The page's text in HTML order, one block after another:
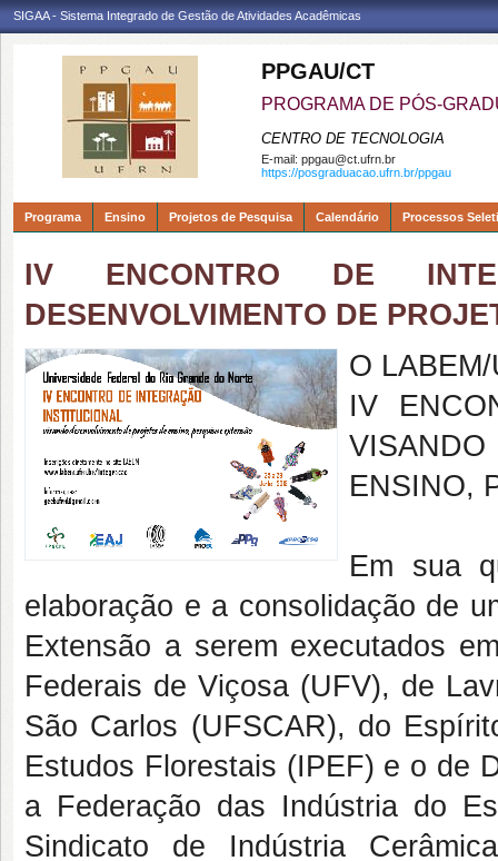
SIGAA - Sistema Integrado de Gestão de Atividades Acadêmicas
PPGAU/CT
PROGRAMA DE PÓS-
CENTRO DE TECNOLOGIA
E-mail: ppgau@ct.ufrn.br
https://posgraduacao.ufrn.br/ppgau
Programa Ensino Projetos de Pesquisa Calendário Processos
IV ENCONTRO DE
DESENVOLVIMENTO DE
O
IV
ENSINO,
Em sua
elaboração e a consolidação de
Extensão a serem executados
Federais de Viçosa (UFV), de
São Carlos (UFSCAR), do
Estudos Florestais (IPEF) e o de
a Federação das Indústria do
Sindicato de Indústria